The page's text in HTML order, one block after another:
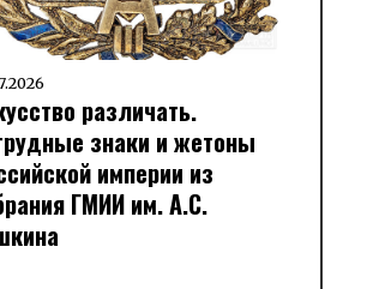
различать.
знаки и жетоны
империи из
ГМИИ им. А.С.